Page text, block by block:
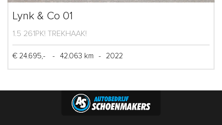
Lynk & Co 01
1.5 261PK! TREKHAAK!
€ 24.695,- - 42.063 km - 2022